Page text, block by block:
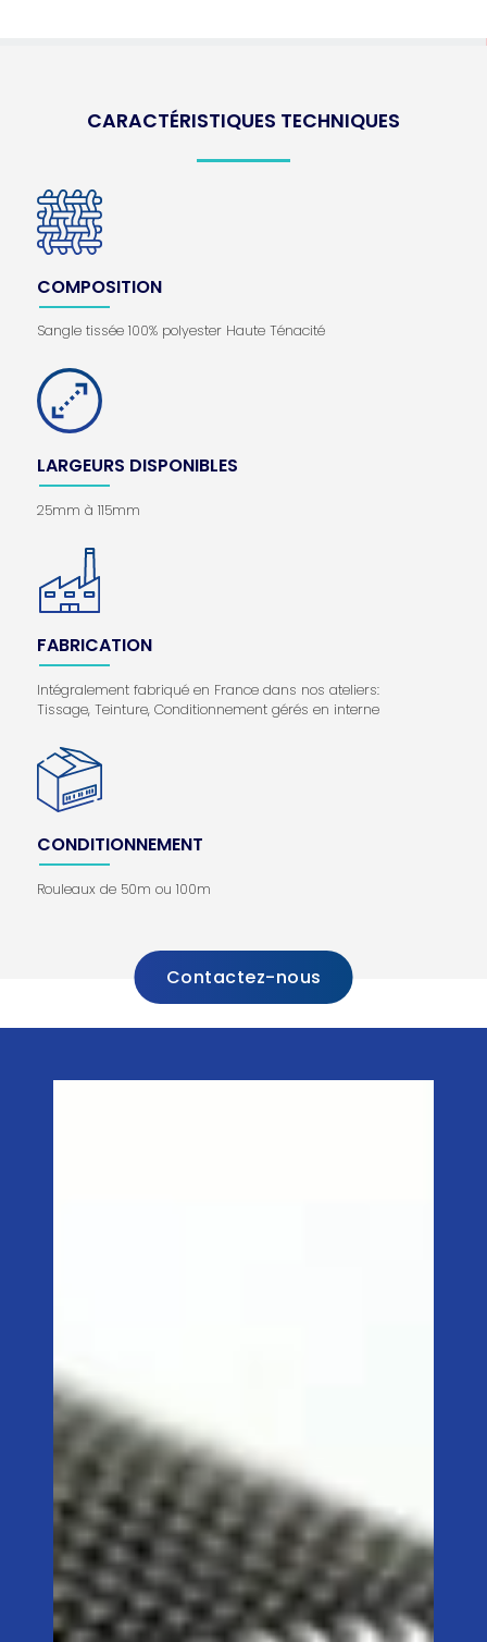
CARACTÉRISTIQUES TECHNIQUES
COMPOSITION
Sangle tissée 100% polyester Haute Ténacité
LARGEURS DISPONIBLES
25mm à 115mm
FABRICATION
Intégralement fabriqué en France dans nos ateliers:
Tissage, Teinture, Conditionnement gérés en interne
CONDITIONNEMENT
Rouleaux de 50m ou 100m
Contactez-nous